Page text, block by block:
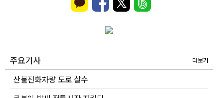
주요기사 더보기
산불진화차량 도로 살수